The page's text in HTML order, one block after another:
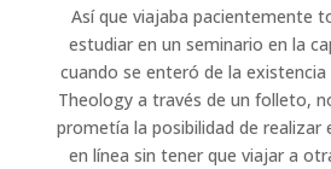
Así que viajaba pacientemente
estudiar en un seminario en la
cuando se enteró de la
Theology a través de un folleto,
prometía la posibilidad de
en línea sin tener que viajar a